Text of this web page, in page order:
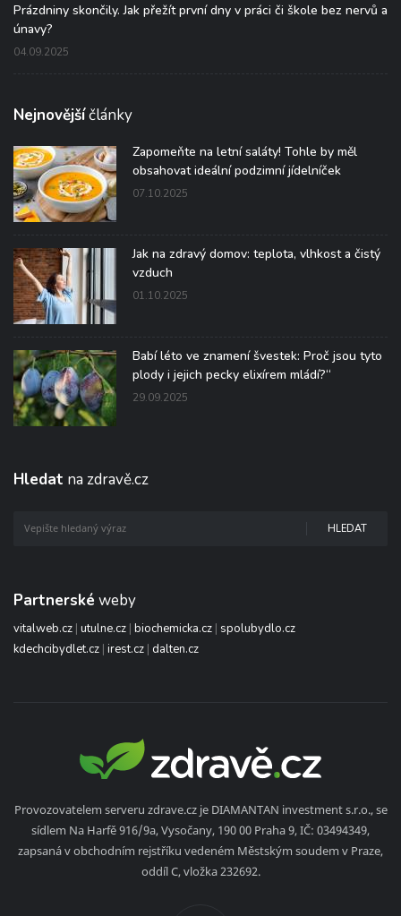
Prázdniny skončily. Jak přežít první dny v práci či škole bez nervů a
únavy?
04.09.2025
Nejnovějšíčlánky
Zapomeňte na letní saláty! Tohle by měl
obsahovat ideální podzimní jídelníček
07.10.2025
Jak na zdravý domov: teplota, vlhkost a čistý
vzduch
01.10.2025
Babí léto ve znamení švestek: Proč jsou tyto
plody i jejich pecky elixírem mládí?“
29.09.2025
Hledat na zdravě.cz
HLEDAT
Partnerské weby
vitalweb.cz | utulne.cz | biochemicka.cz | spolubydlo.cz
kdechcibydlet.cz | irest.cz | dalten.cz
Provozovatelem serveru zdrave.cz je DIAMANTAN investment s.r.o., se
sídlem Na Harfě 916/9a, Vysočany, 190 00 Praha 9, IČ: 03494349,
zapsaná v obchodním rejstříku vedeném Městským soudem v Praze,
oddíl C, vložka 232692.